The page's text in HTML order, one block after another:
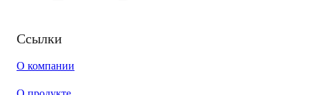
Ссылки
О компании